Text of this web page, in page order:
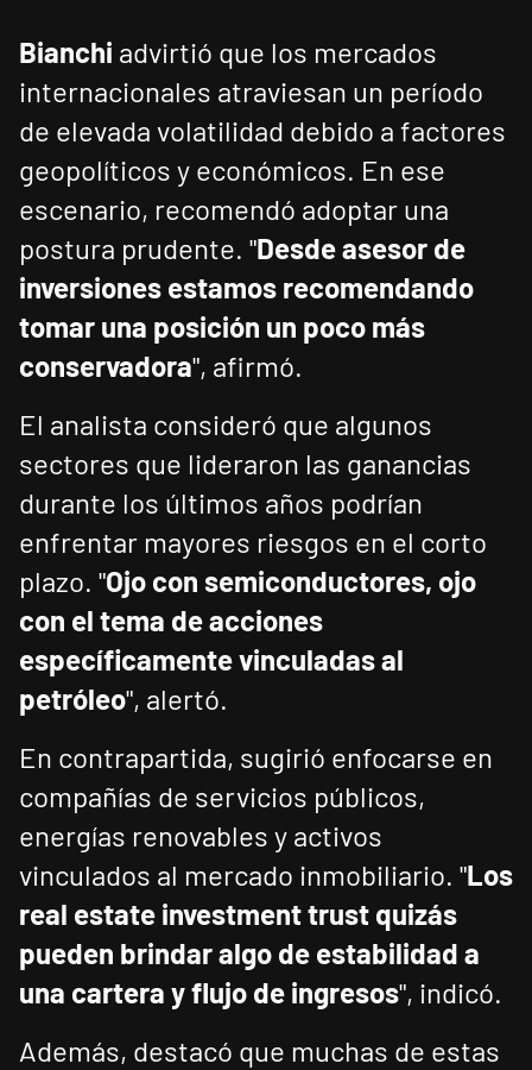
Bianchi advirtió que los mercados
internacionales atraviesan un período
de elevada volatilidad debido a factores
geopolíticos y económicos. En ese
escenario, recomendó adoptar una
postura prudente. "Desde asesor de
inversiones estamos recomendando
tomar una posición un poco más
conservadora", afirmó.
El analista consideró que algunos
sectores que lideraron las ganancias
durante los últimos años podrían
enfrentar mayores riesgos en el corto
plazo. "Ojo con semiconductores, ojo
con el tema de acciones
específicamente vinculadas al
petróleo", alertó.
En contrapartida, sugirió enfocarse en
compañías de servicios públicos,
energías renovables y activos
vinculados al mercado inmobiliario. "Los
real estate investment trust quizás
pueden brindar algo de estabilidad a
una cartera y flujo de ingresos", indicó.
Además, destacó que muchas de estas